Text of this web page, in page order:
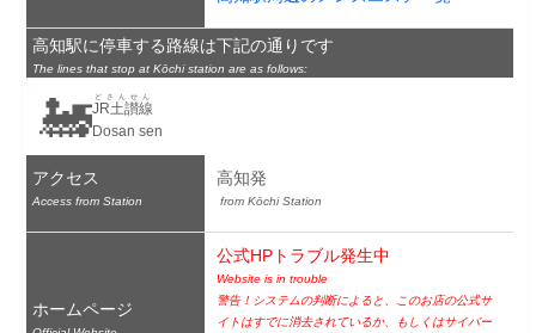
高知駅に停車する路線は下記の通りです
The lines that stop at Kōchi station are as follows:
🚂JR土讃線
どさんせん
Dosan sen
アクセス
Access from Station
高知発
from Kōchi Station
ホームページ
公式HPトラブル発生中
Website is in trouble
警告！システムの判断によると、このお店の公式サ
イトはすでに消去されているか、もしくはサイバー